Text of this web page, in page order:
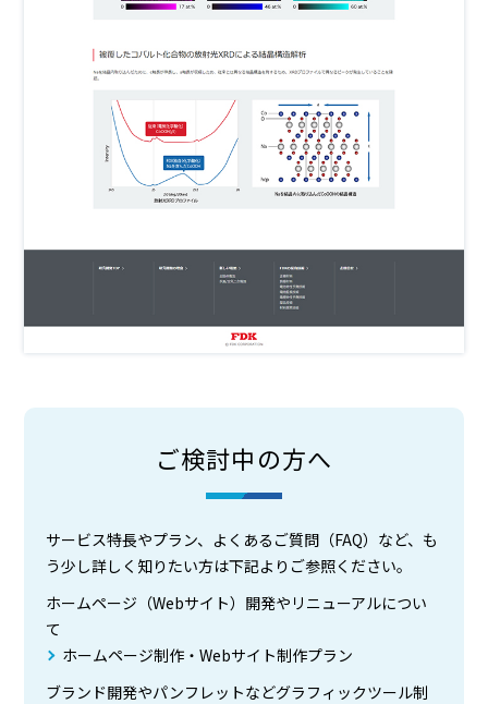
ご検討中の方へ
サービス特長やプラン、よくあるご質問（FAQ）など、も
う少し詳しく知りたい方は下記よりご参照ください。
ホームページ（Webサイト）開発やリニューアルについ
て
ホームページ制作・Webサイト制作プラン
ブランド開発やパンフレットなどグラフィックツール制